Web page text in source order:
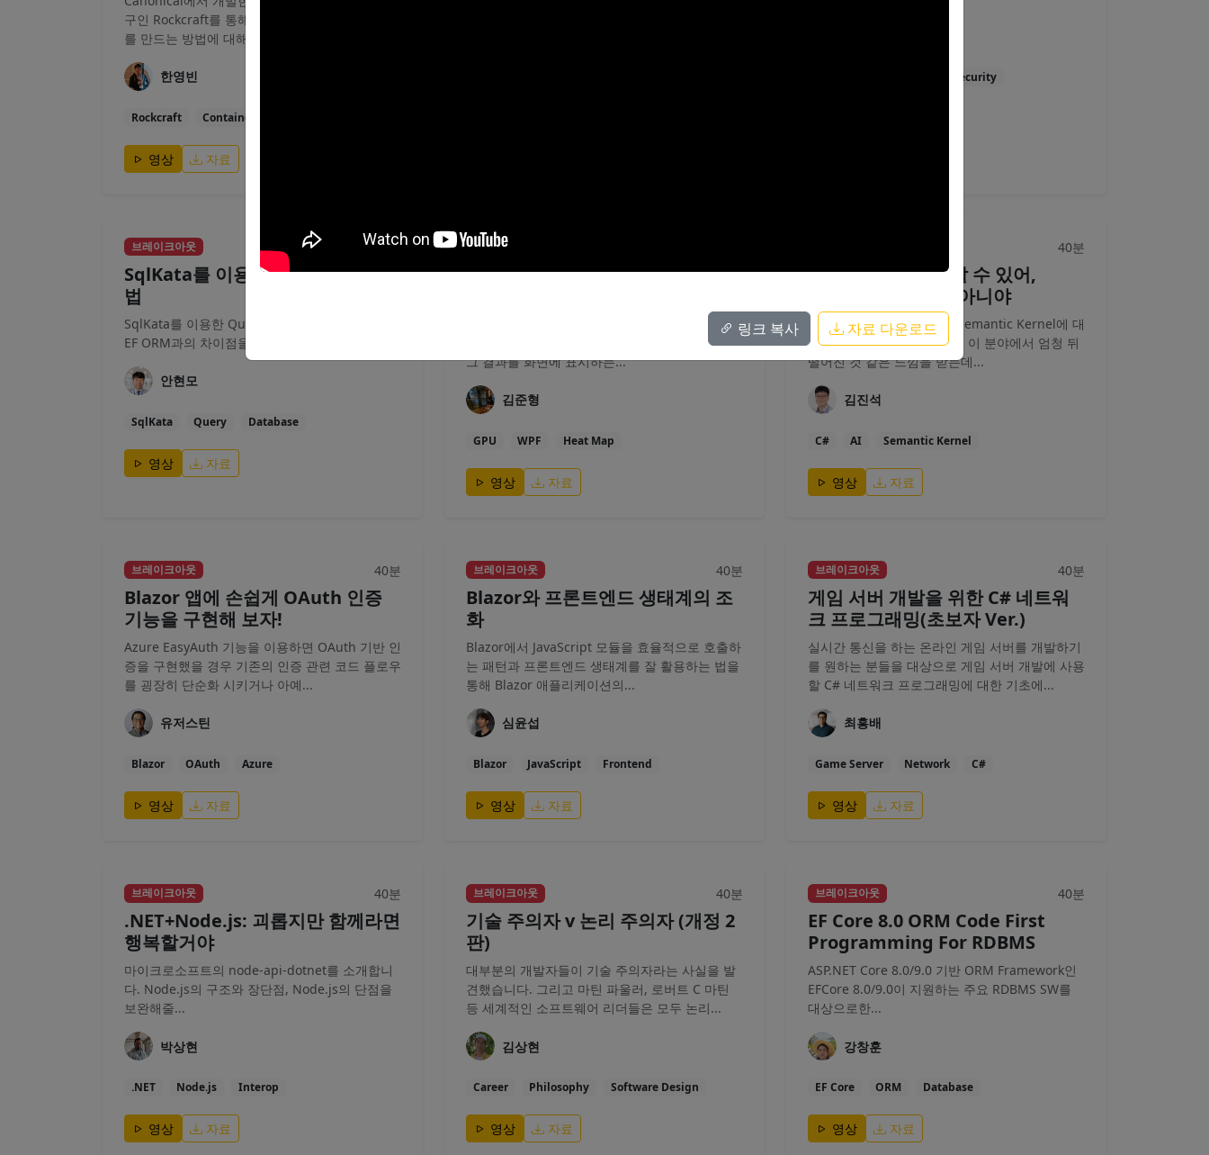
구인 Rockcraft를 통해 .NET 앱 컨테이너 이미지
를 만드는 방법에 대해 알아봅니다.
한영빈
Rockcraft Container
영상 자료
Security
브레이크아웃 40분
SqlKata를 이용한 Query 관리 기
법
SqlKata를 이용한 Query 관리 기법과 Dapper,
EF ORM과의 차이점을 이해합니다.
안현모
SqlKata Query Database
영상 자료
브레이크아웃
GPU를 이용한 공간보간 Heat
SharpDX, ComputeSharp, ILGPU 등의 라이브러
리를 이용하여 IDW 보간법을 GPU에서 수행하고,
그 결과를 화면에 표시하는...
김준형
GPU WPF Heat Map
영상 자료
40분
C#도 AI랑 이야기할 수 있어,
Python만 되는 거 아니야
AI를 오케스트레이션 하는 Semantic Kernel에 대
한 이야기를 해봅니다. C#은 이 분야에서 엄청 뒤
떨어진 것 같은 느낌을 받는데...
김진석
C# AI Semantic Kernel
영상 자료
브레이크아웃 40분
Blazor 앱에 손쉽게 OAuth 인증
기능을 구현해 보자!
Azure EasyAuth 기능을 이용하면 OAuth 기반 인
증을 구현했을 경우 기존의 인증 관련 코드 플로우
를 굉장히 단순화 시키거나 아예...
유저스틴
Blazor OAuth Azure
영상 자료
브레이크아웃 40분
Blazor와 프론트엔드 생태계의 조
화
Blazor에서 JavaScript 모듈을 효율적으로 호출하
는 패턴과 프론트엔드 생태계를 잘 활용하는 법을
통해 Blazor 애플리케이션의...
심윤섭
Blazor JavaScript Frontend
영상 자료
브레이크아웃 40분
게임 서버 개발을 위한 C# 네트워
크 프로그래밍(초보자 Ver.)
실시간 통신을 하는 온라인 게임 서버를 개발하기
를 원하는 분들을 대상으로 게임 서버 개발에 사용
할 C# 네트워크 프로그래밍에 대한 기초에...
최흥배
Game Server Network C#
영상 자료
브레이크아웃 40분
.NET+Node.js: 괴롭지만 함께라면
행복할거야
마이크로소프트의 node-api-dotnet를 소개합니
다. Node.js의 구조와 장단점, Node.js의 단점을
보완해줄...
박상현
.NET Node.js Interop
영상 자료
브레이크아웃 40분
기술 주의자 v 논리 주의자 (개정 2
판)
대부분의 개발자들이 기술 주의자라는 사실을 발
견했습니다. 그리고 마틴 파울러, 로버트 C 마틴
등 세계적인 소프트웨어 리더들은 모두 논리...
김상현
Career Philosophy Software Design
영상 자료
브레이크아웃 40분
EF Core 8.0 ORM Code First
Programming For RDBMS
ASP.NET Core 8.0/9.0 기반 ORM Framework인
EFCore 8.0/9.0이 지원하는 주요 RDBMS SW를
대상으로한...
강창훈
EF Core ORM Database
영상 자료
링크 복사 자료 다운로드